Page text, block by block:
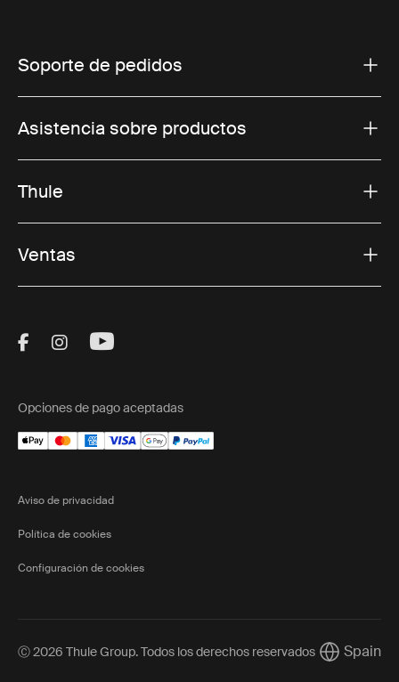
Soporte de pedidos
Asistencia sobre productos
Thule
Ventas
Visit Thule on Facebook (external link)
Visit Thule on Instagram (external link)
Visit Thule on Youtube (external
Opciones de pago aceptadas
Aviso de privacidad
Política de cookies
Configuración de cookies
Ⓒ 2026 Thule Group. Todos los derechos reservados Current
Spain